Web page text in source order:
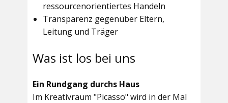
ressourcenorientiertes Handeln
Transparenz gegenüber Eltern,
Leitung und Träger
Was ist los bei uns
Ein Rundgang durchs Haus
Im Kreativraum "Picasso" wird in der Mal